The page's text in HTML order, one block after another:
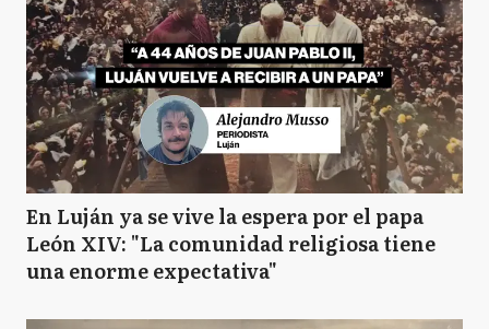
En Luján ya se vive la espera por el papa
León XIV: "La comunidad religiosa tiene
una enorme expectativa"